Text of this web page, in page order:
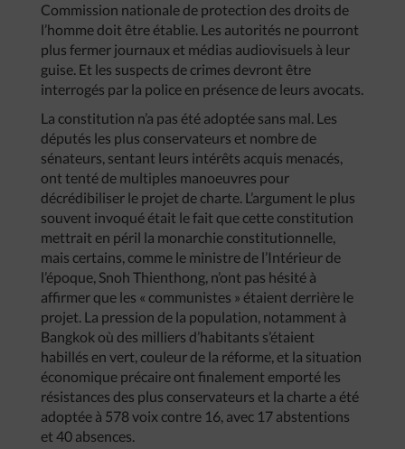
Commission nationale de protection des droits de
l’homme doit être établie. Les autorités ne pourront
plus fermer journaux et médias audiovisuels à leur
guise. Et les suspects de crimes devront être
interrogés par la police en présence de leurs avocats.
La constitution n’a pas été adoptée sans mal. Les
députés les plus conservateurs et nombre de
sénateurs, sentant leurs intérêts acquis menacés,
ont tenté de multiples manoeuvres pour
décrédibiliser le projet de charte. L’argument le plus
souvent invoqué était le fait que cette constitution
mettrait en péril la monarchie constitutionnelle,
mais certains, comme le ministre de l’Intérieur de
l’époque, Snoh Thienthong, n’ont pas hésité à
affirmer que les « communistes » étaient derrière le
projet. La pression de la population, notamment à
Bangkok où des milliers d’habitants s’étaient
habillés en vert, couleur de la réforme, et la situation
économique précaire ont finalement emporté les
résistances des plus conservateurs et la charte a été
adoptée à 578 voix contre 16, avec 17 abstentions
et 40 absences.